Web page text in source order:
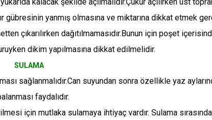
gübresinin yanmış olmasına ve miktarına dikkat etmek
çıkarılırken dağıtılmamasıdır.Bunun için poşet
dikim yapılmasına dikkat edilmelidir.
SULAMA
sağlanmalıdır.Can suyundan sonra özellikle yaz
faydalıdır.
için mutlaka sulamaya ihtiyaç vardır. Sulama sırasında